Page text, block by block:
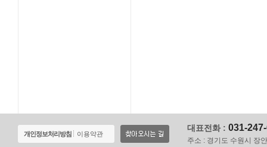
개인정보처리방침 이용약관
대표전화 : 031-
주소 : 경기도 수원시 장